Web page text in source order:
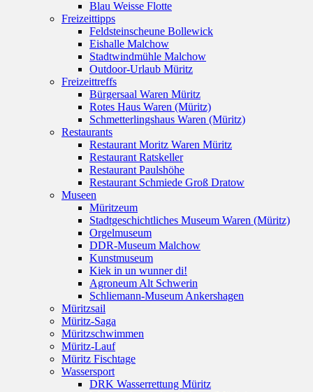
Blau Weisse Flotte
Freizeittipps
Feldsteinscheune Bollewick
Eishalle Malchow
Stadtwindmühle Malchow
Outdoor-Urlaub Müritz
Freizeittreffs
Bürgersaal Waren Müritz
Rotes Haus Waren (Müritz)
Schmetterlingshaus Waren (Müritz)
Restaurants
Restaurant Moritz Waren Müritz
Restaurant Ratskeller
Restaurant Paulshöhe
Restaurant Schmiede Groß Dratow
Museen
Müritzeum
Stadtgeschichtliches Museum Waren (Müritz)
Orgelmuseum
DDR-Museum Malchow
Kunstmuseum
Kiek in un wunner di!
Agroneum Alt Schwerin
Schliemann-Museum Ankershagen
Müritzsail
Müritz-Saga
Müritzschwimmen
Müritz-Lauf
Müritz Fischtage
Wassersport
DRK Wasserrettung Müritz